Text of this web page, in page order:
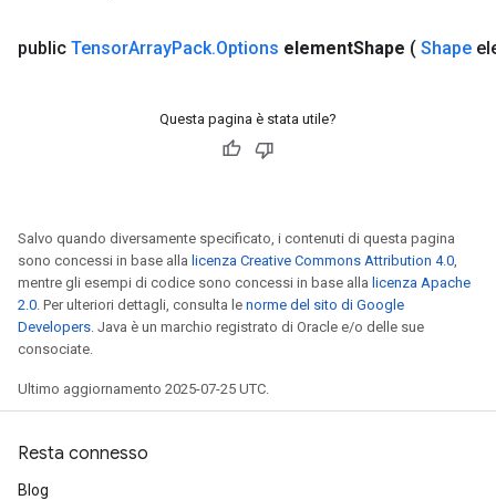
public TensorArrayPack.Options elementShape ( Shape
Questa pagina è stata utile?
Salvo quando diversamente specificato, i contenuti di questa pagina
sono concessi in base alla licenza Creative Commons Attribution 4.0
mentre gli esempi di codice sono concessi in base alla licenza Apache
2.0 . Per ulteriori dettagli, consulta le norme del sito di Google
Developers . Java è un marchio registrato di Oracle e/o delle sue
consociate.
Ultimo aggiornamento 2025-07-25 UTC.
Resta connesso
Blog